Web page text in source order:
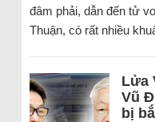
đâm phải, dẫn đến tử
Thuận, có rất nhiều
Lửa
Vũ
bị